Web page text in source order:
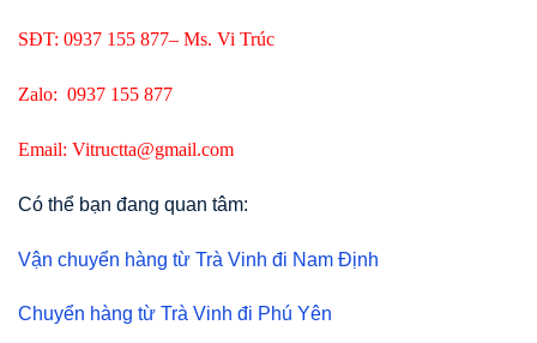
SĐT: 0937 155 877– Ms. Vi Trúc
Zalo: 0937 155 877
Email: Vitructta@gmail.com
Có thể bạn đang quan tâm:
Vận chuyển hàng từ Trà Vinh đi Nam Định
Chuyển hàng từ Trà Vinh đi Phú Yên